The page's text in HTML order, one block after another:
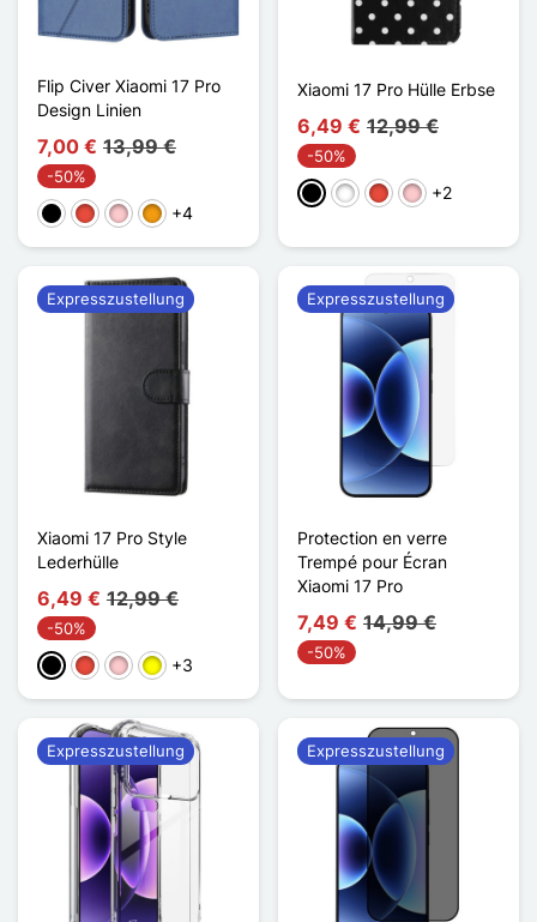
Flip Civer Xiaomi 17 Pro
Design Linien
7,00 € 13,99 €
-50%
Schwarz
Rot PinkOrange
+4
Xiaomi 17 Pro Hülle Erbse
6,49 € 12,99 €
-50%
Schwarz
WeißRot Pink+2
Xiaomi 17 Pro Style
Lederhülle
6,49 € 12,99 €
-50%
Schwarz
Rot PinkGelb+3
Expresszustellung
Protection en verre
Trempé pour Écran
Xiaomi 17 Pro
7,49 € 14,99 €
-50%
Expresszustellung
Expresszustellung Expresszustellung